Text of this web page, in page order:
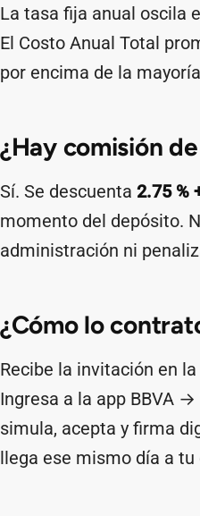
La tasa fija anual oscila
El Costo Anual Total
por encima de la
¿Hay comisión
Sí. Se descuenta 2.75 %
momento del depósito.
administración ni
¿Cómo lo
Recibe la invitación en
Ingresa a la app BBVA
simula, acepta y firma
llega ese mismo día a tu